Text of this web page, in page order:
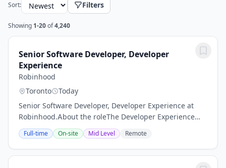
Sort: Filters
Showing 1-20 of4,240
Senior Software Developer, Developer
Experience
Robinhood
Toronto
Today
Senior Software Developer, Developer Experience at
Robinhood.About the roleThe Developer Experience
team manages the core infrastructure that powers
engineering at Robinhood. You will build and scale...
Full-time On-site Mid Level Remote